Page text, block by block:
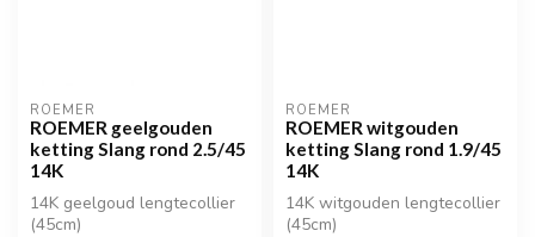
ROEMER
ROEMER geelgouden
ketting Slang rond 2.5/45
14K
14K geelgoud lengtecollier
(45cm)
ROEMER
ROEMER witgouden
ketting Slang rond 1.9/45
14K
14K witgouden lengtecollier
(45cm)